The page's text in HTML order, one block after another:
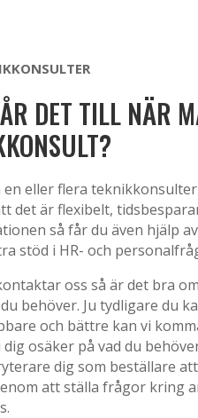
DET TILL NÄR
en eller flera
det är flexibelt,
så får du även hjälp
stöd i HR- och
oss så är det bra
behöver. Ju tydligare du
och bättre kan vi
dig osäker på vad du
dig som beställare
att ställa frågor kring